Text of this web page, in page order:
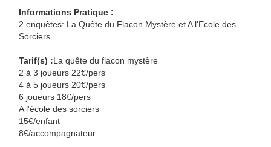
Informations Pratique :
2 enquêtes: La Quête du Flacon Mystère et A l'Ecole des
Sorciers
Tarif(s) :La quête du flacon mystère
2 à 3 joueurs 22€/pers
4 à 5 joueurs 20€/pers
6 joueurs 18€/pers
A l'école des sorciers
15€/enfant
8€/accompagnateur